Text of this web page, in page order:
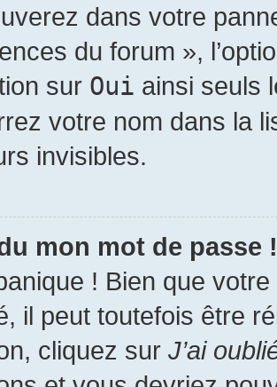
dans votre
du forum »,
sur Oui ainsi seuls
votre nom dans la
invisibles.
mon mot de passe !
! Bien que
il peut toutefois être
cliquez sur J’ai